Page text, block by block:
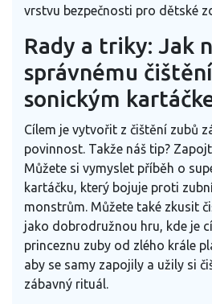
vrstvu bezpečnosti pro dětské
Rady a triky: Jak
správnému
sonickým
Cílem je vytvořit z čištění zubů
povinnost. Takže náš tip?
Můžete si vymyslet příběh o
kartáčku, který bojuje proti
monstrům. Můžete také zkusit
jako dobrodružnou hru, kde je
princeznu zuby od zlého krále
aby se samy zapojily a užily si
zábavný rituál.